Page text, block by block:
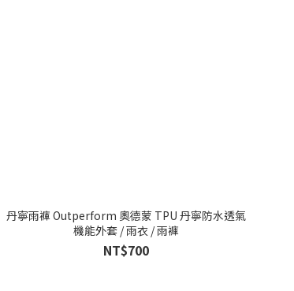
丹寧雨褲 Outperform 奧德蒙 TPU 丹寧防水透氣
機能外套 / 雨衣 / 雨褲
NT$700